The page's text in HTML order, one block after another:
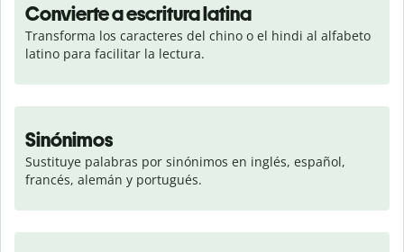
Convierte a escritura latina
Transforma los caracteres del chino o el hindi al alfabeto
latino para facilitar la lectura.
Sinónimos
Sustituye palabras por sinónimos en inglés, español,
francés, alemán y portugués.